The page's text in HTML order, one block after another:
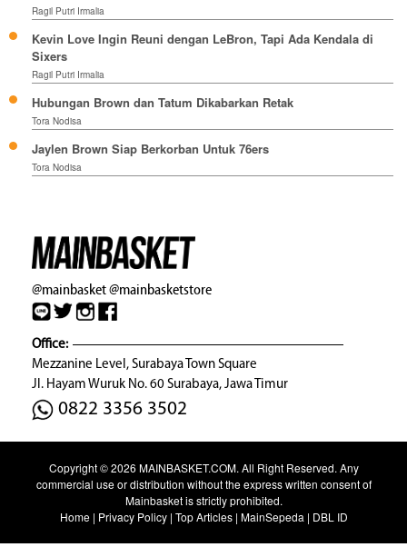
Ragil Putri Irmalia
Kevin Love Ingin Reuni dengan LeBron, Tapi Ada Kendala di
Sixers
Ragil Putri Irmalia
Hubungan Brown dan Tatum Dikabarkan Retak
Tora Nodisa
Jaylen Brown Siap Berkorban Untuk 76ers
Tora Nodisa
@mainbasket@mainbasketstore
Office:
Mezzanine Level, Surabaya Town Square
Jl. Hayam Wuruk No. 60 Surabaya, Jawa Timur
0822 3356 3502
Copyright © 2026 MAINBASKET.COM. All Right Reserved. Any
commercial use or distribution without the express written consent of
Mainbasket is strictly prohibited.
Home| Privacy Policy| Top Articles| MainSepeda | DBL ID